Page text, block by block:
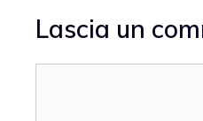
Lascia un